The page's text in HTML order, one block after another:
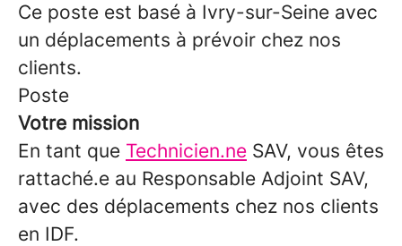
Ce poste est basé à Ivry-sur-Seine avec
un déplacements à prévoir chez nos
clients.
Poste
Votre mission
En tant que Technicien.ne SAV, vous êtes
rattaché.e au Responsable Adjoint SAV,
avec des déplacements chez nos clients
en IDF.